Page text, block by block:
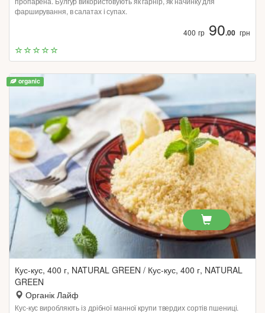
фарширування, в салатах і супах.
400 гр90.00 грн
organic
Кус-кус, 400 г, NATURAL GREEN / Кус-кус, 400 г, NATURAL
GREEN
Органік Лайф
Кус-кус виробляють із дрібної манної крупи твердих сортів пшениці.